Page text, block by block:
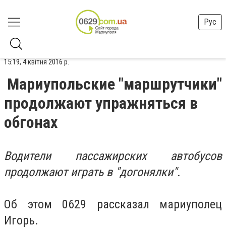
Рус
15:19, 4 квітня 2016 р.
Мариупольские "маршрутчики"
продолжают упражняться в
обгонах
Водители пассажирских автобусов
продолжают играть в "догонялки".
Об этом 0629 рассказал мариуполец
Игорь.